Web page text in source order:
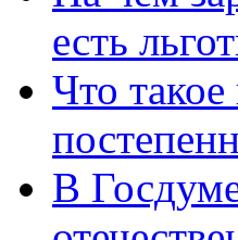
есть
Что
В